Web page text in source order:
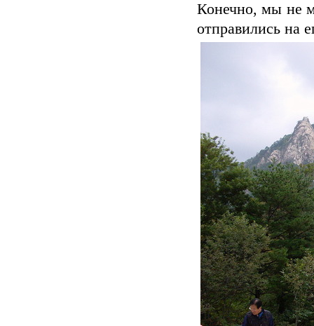
Конечно, мы не
отправились на